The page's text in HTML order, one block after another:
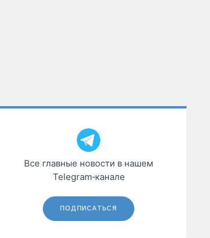
Все главные новости в нашем
Telegram‑канале
ПОДПИСАТЬСЯ